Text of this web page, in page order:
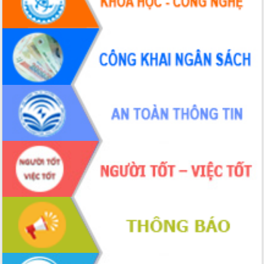
Hội thảo khoa học “Giải pháp thúc đẩy
phát triển nền kinh tế xanh tại tỉnh
Đắk Lắk”
Tăng cường giám sát, đôn đốc thực
hiện nhiệm vụ quản lý tài sản công
hàng tuần
Tháo gỡ những vướng mắc, đẩy mạnh
công tác cải cách thủ tục hành chính
tại Trung tâm Phục vụ hành chính
công tỉnh
Đắk Lắk: Tôn vinh 46 giải pháp tại Hội
thi Sáng tạo Kỹ thuật 2024 - 2025
Đắk Lắk rà soát, điều chỉnh Đề án 190
về phát triển nuôi trồng thủy sản
Phó Chủ tịch UBND tỉnh Đắk Lắk
Trương Công Thái kiểm tra thực địa
Dự án cao tốc Khánh Hòa - Buôn Ma
Thuột
Định vị cà phê Việt Nam như một “di
sản sống” trong dòng chảy toàn cầu